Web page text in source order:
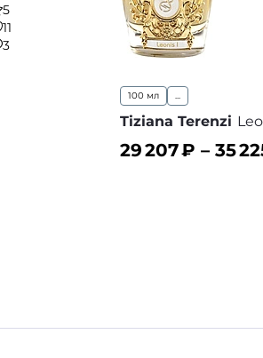
5
11
3
100 мл ...
Tiziana Terenzi
29 207₽ – 35